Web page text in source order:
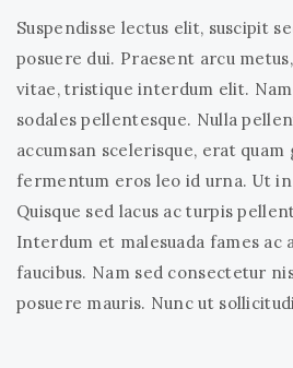
Suspendisse lectus elit, suscipit
posuere dui. Praesent arcu
vitae, tristique interdum elit.
sodales pellentesque. Nulla
accumsan scelerisque, erat
fermentum eros leo id urna. Ut in
Quisque sed lacus ac turpis
Interdum et malesuada fames ac
faucibus. Nam sed consectetur
posuere mauris. Nunc ut